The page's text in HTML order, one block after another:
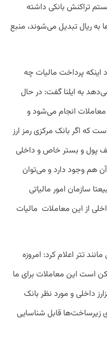
تراکنش بانکی داشته
به ریال تبدیل می‌شوند، منبع
اینکه پرداخت مالیات چه
به ایلنا گفت: در حال
انجام می‌شود و
که اگر بانک مرکزی رمز ارز
پول و بستر خاص و داخلی
هم وجود دارد و می‌توان
سازمان امور مالیاتی
از این معاملات مالیات
تتر اعلام کرد: امروزه
است این معاملات برای ما
داخلی و مورد نظر بانک
زیرساخت‌ها قابل شناسایی